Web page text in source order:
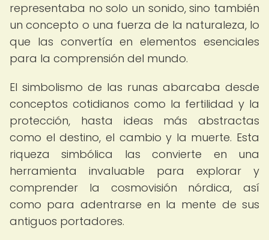
representaba no solo un sonido, sino también
un concepto o una fuerza de la naturaleza, lo
que las convertía en elementos esenciales
para la comprensión del mundo.
El simbolismo de las runas abarcaba desde
conceptos cotidianos como la fertilidad y la
protección, hasta ideas más abstractas
como el destino, el cambio y la muerte. Esta
riqueza simbólica las convierte en una
herramienta invaluable para explorar y
comprender la cosmovisión nórdica, así
como para adentrarse en la mente de sus
antiguos portadores.